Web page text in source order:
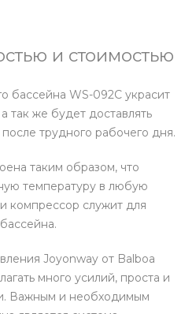
и стоимостью
бассейна WS-092C украсит
так же будет доставлять
трудного рабочего дня.
таким образом, что
температуру в любую
компрессор служит для
Joyonway от Balboa
много усилий, проста и
Важным и необходимым